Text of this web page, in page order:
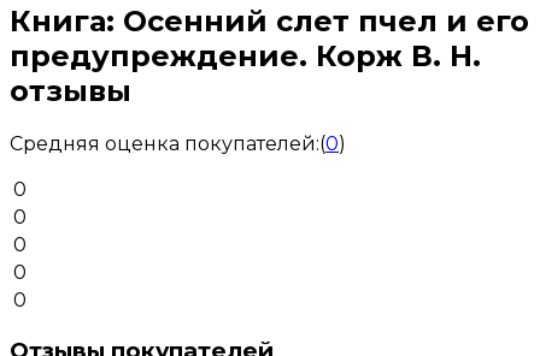
Книга: Осенний слет пчел и его
предупреждение. Корж В. Н.
отзывы
Средняя оценка покупателей:(0)
0
0
0
0
0